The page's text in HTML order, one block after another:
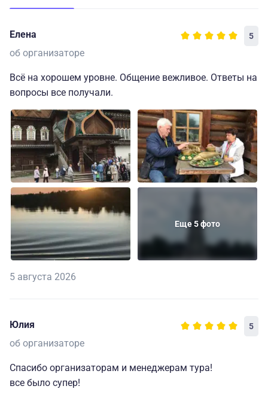
Елена 5
об организаторе
Всё на хорошем уровне. Общение вежливое. Ответы на
вопросы все получали.
Еще 5 фото
5 августа 2026
Юлия 5
об организаторе
Спасибо организаторам и менеджерам тура!
все было супер!